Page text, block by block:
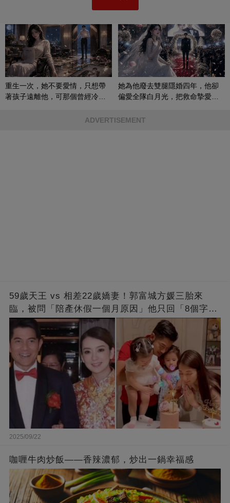
重生一次，她不要愛情，只想帶
著孩子遠離他，可那個曾經冷漠
她為他廢去雙腿隱婚四年，他卻
偏愛全隊白月光，把救命摯愛當
ADVERTISEMENT
59歲天王 vs 相差22歲嬌妻！郭富城方媛三胎來
臨，被問「陪產休假一個月原因」他只回「8個字」
被贊爆
2025/09/22
咖喱牛肉炒飯——香辣濃郁，炒出一鍋幸福感